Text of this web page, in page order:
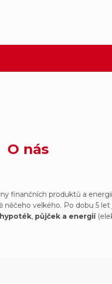
O nás
finančních produktů a
velkého. Po dobu 5
hypoték, půjček a energií